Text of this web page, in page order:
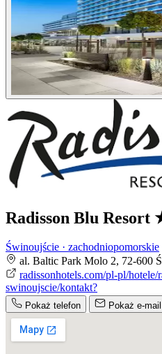
Radisson Blu Resort
Świnoujście · zachodniopomorskie
al. Baltic Park Molo 2, 72-600
radissonhotels.com/pl-pl/hotele/
swinoujscie/kontakt?
Pokaż telefon Pokaż e-mail